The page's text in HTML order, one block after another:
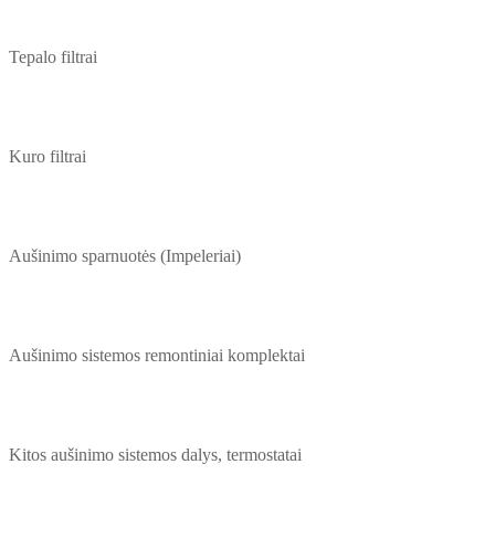
Tepalo filtrai
Kuro filtrai
Aušinimo sparnuotės (Impeleriai)
Aušinimo sistemos remontiniai komplektai
Kitos aušinimo sistemos dalys, termostatai